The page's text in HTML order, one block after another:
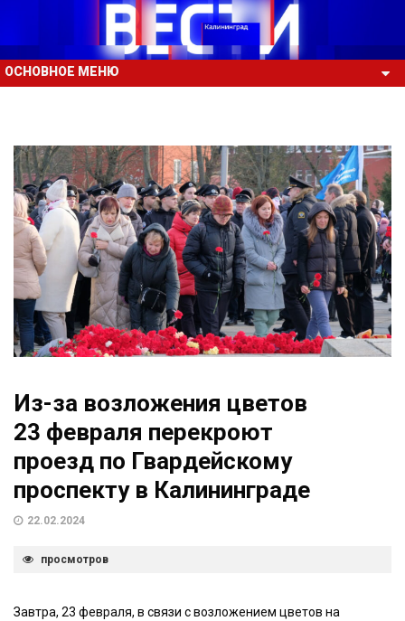
ОСНОВНОЕ МЕНЮ
Из-за возложения цветов
23 февраля перекроют
проезд по Гвардейскому
проспекту в Калининграде
22.02.2024
просмотров
Завтра, 23 февраля, в связи с возложением цветов на